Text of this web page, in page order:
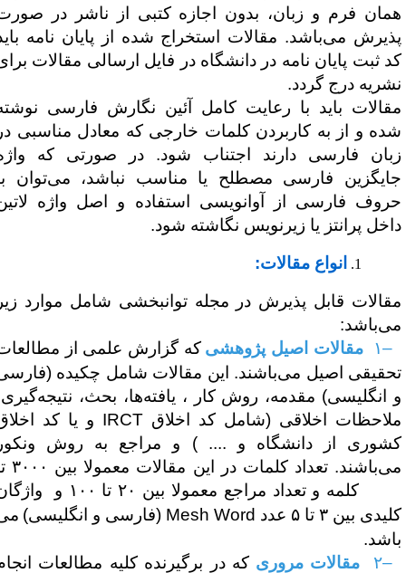
فرم و زبان، بدون اجازه کتبی از ناشر در صورت
می‌باشد. مقالات استخراج شده از پایان نامه باید
ثبت پایان نامه در دانشگاه در فایل ارسالی مقالات برای
درج گردد.
باید با رعایت کامل آئین نگارش فارسی نوشته
و از به کاربردن کلمات خارجی که معادل مناسبی در
فارسی دارند اجتناب شود. در صورتی که واژه
فارسی مصطلح یا مناسب نباشد، می‌توان با
فارسی از آوانویسی استفاده و اصل واژه لاتین
پرانتز یا زیرنویس نگاشته شود.
انواع مقالات:
قابل پذیرش در مجله توانبخشی شامل موارد زیر
–۱ مقالات اصیل پژوهشی که گزارش علمی از مطالعات
اصیل می‌باشند. این مقالات شامل چکیده (فارسی
انگلیسی) مقدمه، روش کار ، یافته‌ها، بحث، نتیجه‌گیری،
اخلاقی (شامل کد اخلاق IRCTو یا کد اخلاق
از دانشگاه و .... ) و مراجع به روش ونکور
می‌باشند. تعداد کلمات در این مقالات معمولا بین ۳۰۰۰ تا
واژگان
بین ۳ تا ۵ عدد
Mesh Word(فارسی و انگلیسی) می
.
–۲ مقالات مروری که در برگیرنده کلیه مطالعات انجام